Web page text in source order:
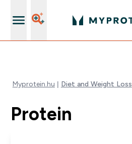
Myprotein.hu Diet and Weight Loss
Protein